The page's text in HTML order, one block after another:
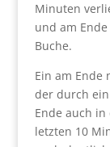
Minuten
und am
Buche.
Ein am Ende
der durch
Ende auch
letzten 10